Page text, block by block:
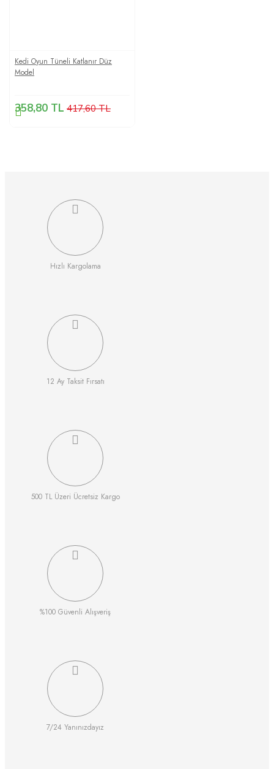
Kedi Oyun Tüneli Katlanır Düz
Model
358,80 TL 417,60 TL
Hızlı Kargolama
12 Ay Taksit Fırsatı
500 TL Üzeri Ücretsiz Kargo
%100 Güvenli Alışveriş
7/24 Yanınızdayız